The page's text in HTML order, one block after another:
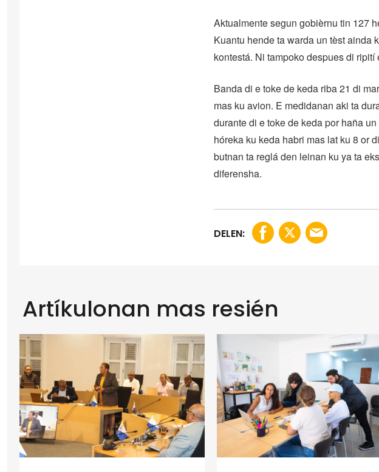
Aktualmente segun gobièrnu tin 127
Kuantu hende ta warda un tèst ainda
kontestá. Ni tampoko despues di ripití
Banda di e toke de keda riba 21 di
mas ku avion. E medidanan aki ta
durante di e toke de keda por haña
hóreka ku keda habri mas lat ku 8 or
butnan ta reglá den leinan ku ya ta
diferensha.
DELEN:
Artíkulonan mas resién